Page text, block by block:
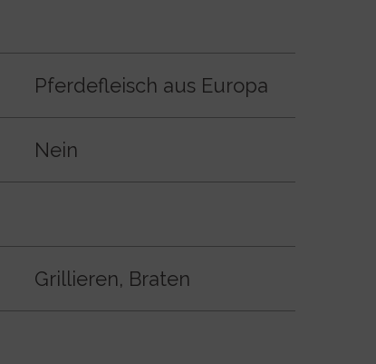
Pferdefleisch aus Europa
Nein
Grillieren, Braten